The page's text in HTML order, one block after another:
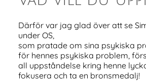
Därför var jag glad över att se
under OS,
som pratade om sina psykiska
för hennes psykiska problem,
all uppståndelse kring henne
fokusera och ta en bronsmedalj!